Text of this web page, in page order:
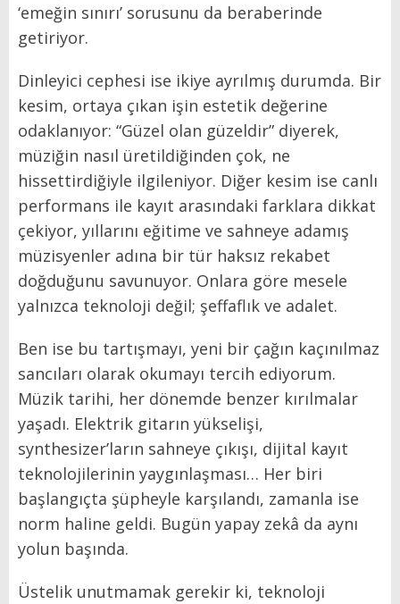
‘emeğin sınırı’ sorusunu da beraberinde
getiriyor.
Dinleyici cephesi ise ikiye ayrılmış durumda. Bir
kesim, ortaya çıkan işin estetik değerine
odaklanıyor: “Güzel olan güzeldir” diyerek,
müziğin nasıl üretildiğinden çok, ne
hissettirdiğiyle ilgileniyor. Diğer kesim ise canlı
performans ile kayıt arasındaki farklara dikkat
çekiyor, yıllarını eğitime ve sahneye adamış
müzisyenler adına bir tür haksız rekabet
doğduğunu savunuyor. Onlara göre mesele
yalnızca teknoloji değil; şeffaflık ve adalet.
Ben ise bu tartışmayı, yeni bir çağın kaçınılmaz
sancıları olarak okumayı tercih ediyorum.
Müzik tarihi, her dönemde benzer kırılmalar
yaşadı. Elektrik gitarın yükselişi,
synthesizer’ların sahneye çıkışı, dijital kayıt
teknolojilerinin yaygınlaşması… Her biri
başlangıçta şüpheyle karşılandı, zamanla ise
norm haline geldi. Bugün yapay zekâ da aynı
yolun başında.
Üstelik unutmamak gerekir ki, teknoloji